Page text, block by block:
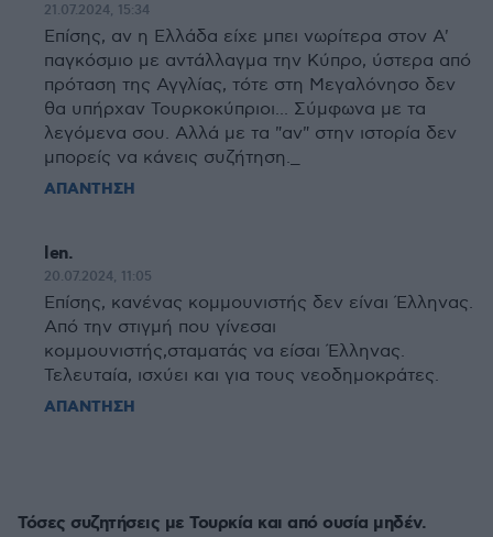
21.07.2024, 15:34
Επίσης, αν η Ελλάδα είχε μπει νωρίτερα στον Α'
παγκόσμιο με αντάλλαγμα την Κύπρο, ύστερα από
πρόταση της Αγγλίας, τότε στη Μεγαλόνησο δεν
θα υπήρχαν Τουρκοκύπριοι... Σύμφωνα με τα
λεγόμενα σου. Αλλά με τα "αν" στην ιστορία δεν
μπορείς να κάνεις συζήτηση._
ΑΠΑΝΤΗΣΗ
len.
20.07.2024, 11:05
Επίσης, κανένας κομμουνιστής δεν είναι Έλληνας.
Από την στιγμή που γίνεσαι
κομμουνιστής,σταματάς να είσαι Έλληνας.
Τελευταία, ισχύει και για τους νεοδημοκράτες.
ΑΠΑΝΤΗΣΗ
Τόσες συζητήσεις με Τουρκία και από ουσία μηδέν.